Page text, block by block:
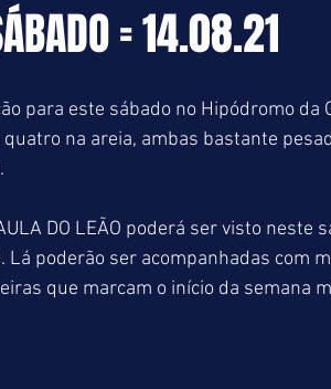
= 14.08.21
para este sábado no Hipódromo da
na areia, ambas bastante
DO LEÃO poderá ser visto neste
Lá poderão ser acompanhadas com
que marcam o início da semana